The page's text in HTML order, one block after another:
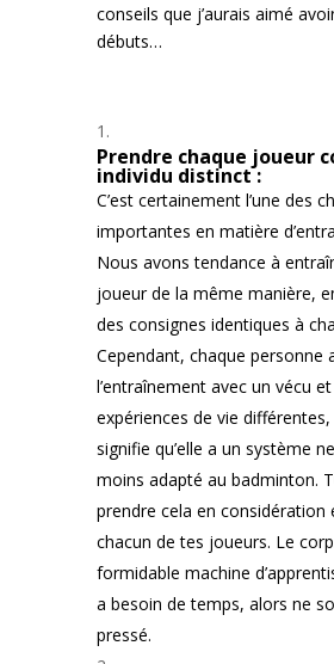
conseils que j’aurais aimé
débuts…
Prendre chaque joueur
individu distinct :
C’est certainement l’une des
importantes en matière
Nous avons tendance à
joueur de la même manière,
des consignes identiques à
Cependant, chaque personne
l’entraînement avec un vécu
expériences de vie différentes,
signifie qu’elle a un système
moins adapté au badminton.
prendre cela en considération
chacun de tes joueurs. Le
formidable machine
a besoin de temps, alors ne
pressé.